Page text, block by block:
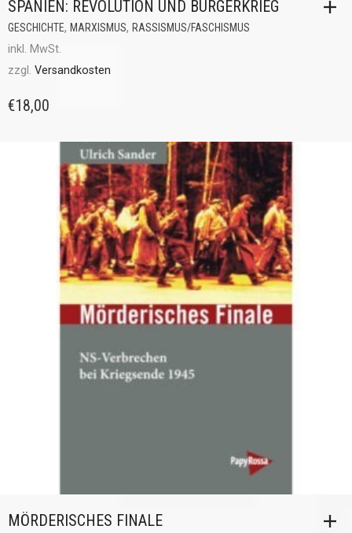
SPANIEN: REVOLUTION UND BÜRGERKRIEG
GESCHICHTE, MARXISMUS, RASSISMUS/FASCHISMUS
inkl. MwSt.
zzgl. Versandkosten
€18,00
MÖRDERISCHES FINALE